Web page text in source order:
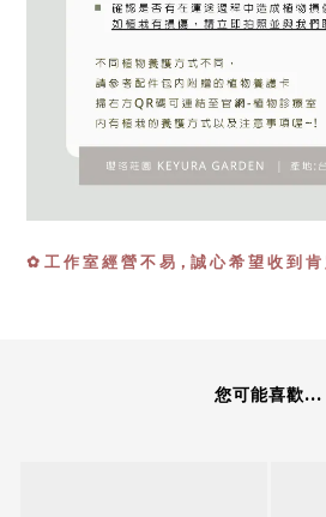
✿ 工 作 室 經 營 不 易，誠 心 希 望 收 到
您可能喜歡...